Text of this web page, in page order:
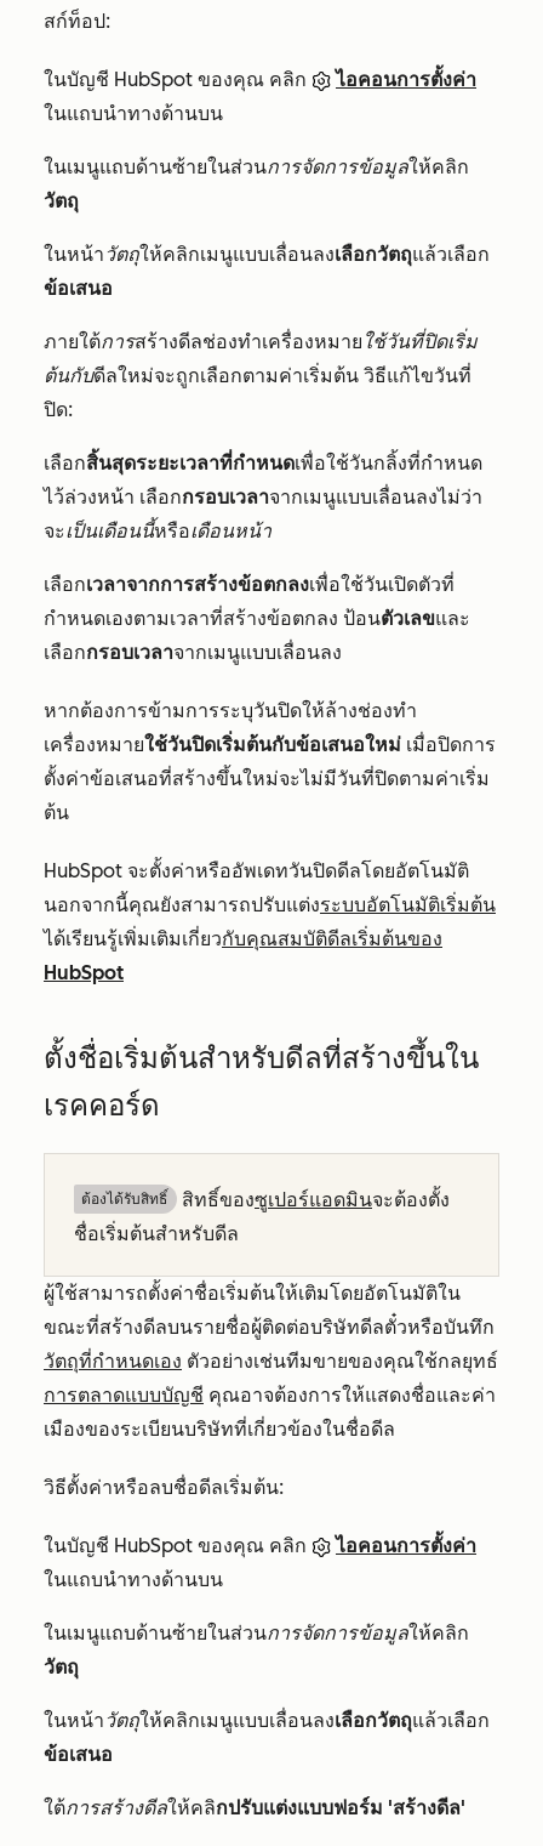
สก์ท็อป:
ในบัญชี HubSpot ของคุณ คลิก
ไอคอนการตั้งค่า
ในแถบนำทางด้านบน
ในเมนูแถบด้านซ้ายในส่วนการจัดการข้อมูลให้คลิก
วัตถุ
ในหน้าวัตถุให้คลิกเมนูแบบเลื่อนลงเลือกวัตถุแล้วเลือก
ข้อเสนอ
ภายใต้การสร้างดีลช่องทำเครื่องหมาย ใช้วันที่ปิดเริ่ม
ต้นกับดีลใหม่จะถูกเลือกตามค่าเริ่มต้น วิธีแก้ไขวันที่
ปิด:
เลือกสิ้นสุดระยะเวลาที่กำหนดเพื่อใช้วันกลิ้งที่กำหนด
ไว้ล่วงหน้า เลือกกรอบเวลาจากเมนูแบบเลื่อนลงไม่ว่า
จะเป็นเดือนนี้หรือเดือนหน้า
เลือกเวลาจากการสร้างข้อตกลงเพื่อใช้วันเปิดตัวที่
กำหนดเองตามเวลาที่สร้างข้อตกลง ป้อนตัวเลขและ
เลือกกรอบเวลาจากเมนูแบบเลื่อนลง
หากต้องการข้ามการระบุวันปิดให้ล้างช่องทำ
เครื่องหมายใช้วันปิดเริ่มต้นกับข้อเสนอใหม่ เมื่อปิดการ
ตั้งค่าข้อเสนอที่สร้างขึ้นใหม่จะไม่มีวันที่ปิดตามค่าเริ่ม
ต้น
HubSpot จะตั้งค่าหรืออัพเดทวันปิดดีลโดยอัตโนมัติ
นอกจากนี้คุณยังสามารถปรับแต่งระบบอัตโนมัติเริ่มต้น
ได้เรียนรู้เพิ่มเติมเกี่ยวกับคุณสมบัติดีลเริ่มต้นของ
HubSpot
ตั้งชื่อเริ่มต้นสำหรับดีลที่สร้างขึ้นใน
เรคคอร์ด
ต้องได้รับสิทธิ์​ สิทธิ์ของซูเปอร์แอดมินจะต้องตั้ง
ชื่อเริ่มต้นสำหรับดีล
ผู้ใช้สามารถตั้งค่าชื่อเริ่มต้นให้เติมโดยอัตโนมัติใน
ขณะที่สร้างดีลบนรายชื่อผู้ติดต่อบริษัทดีลตั๋วหรือบันทึก
วัตถุที่กำหนดเอง ตัวอย่างเช่นทีมขายของคุณใช้กลยุทธ์
การตลาดแบบบัญชี คุณอาจต้องการให้แสดงชื่อและค่า
เมืองของระเบียนบริษัทที่เกี่ยวข้องในชื่อดีล
วิธีตั้งค่าหรือลบชื่อดีลเริ่มต้น:
ในบัญชี HubSpot ของคุณ คลิก
ไอคอนการตั้งค่า
ในแถบนำทางด้านบน
ในเมนูแถบด้านซ้ายในส่วนการจัดการข้อมูลให้คลิก
วัตถุ
ในหน้าวัตถุให้คลิกเมนูแบบเลื่อนลงเลือกวัตถุแล้วเลือก
ข้อเสนอ
ใต้การสร้างดีลให้คลิกปรับแต่งแบบฟอร์ม 'สร้างดีล'